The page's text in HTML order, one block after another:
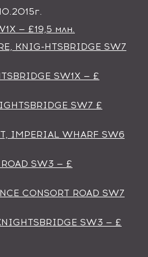
— £19,5 млн.
KNIG-HTSBRIDGE SW7
SW1X — £
SW7 £
IMPERIAL WHARF SW6
ROAD SW3 — £
CONSORT ROAD SW7
SW3 — £